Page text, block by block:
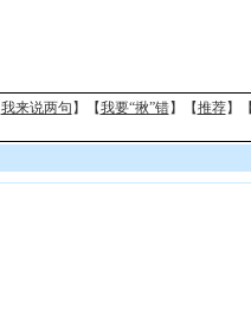
我来说两句 】【我要“揪”错】【推荐】